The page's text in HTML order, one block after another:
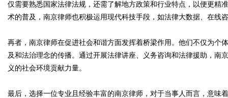
仅需要熟悉国家法律法规，还需了解地方政策和行业特点，以便更精
术的普及，南京律师也积极运用现代科技手段，如法律大数据、在线
再者，南京律师在促进社会和谐方面发挥着桥梁作用。他们不仅为个
及和法治理念的传播。通过开展法律讲座、义务咨询和法律援助，南
义的社会环境贡献力量。
最后，选择一位专业且经验丰富的南京律师，对于当事人而言，意味